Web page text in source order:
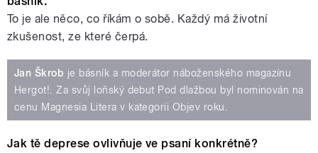
To je ale něco, co říkám o sobě. Každý má životní
zkušenost, ze které čerpá.
Jan Škrob je básník a moderátor náboženského magazínu
Hergot!. Za svůj loňský debut Pod dlažbou byl nominován na
cenu Magnesia Litera v kategorii Objev roku.
Jak tě deprese ovlivňuje ve psaní konkrétně?